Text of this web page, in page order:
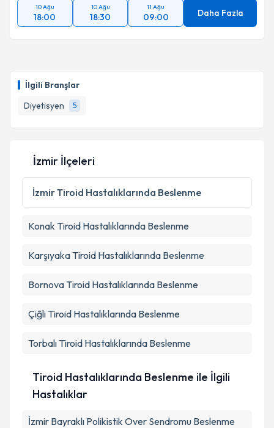
İlgili Branşlar
Diyetisyen
5
10 Ağu
18:00
10 Ağu
18:30
11 Ağu
09:00 Daha Fazla
İzmir İlçeleri
İzmirTiroid Hastalıklarında Beslenme
Konak Tiroid Hastalıklarında Beslenme
Karşıyaka Tiroid Hastalıklarında Beslenme
Bornova Tiroid Hastalıklarında Beslenme
Çiğli Tiroid Hastalıklarında Beslenme
Torbalı Tiroid Hastalıklarında Beslenme
Tiroid Hastalıklarında Beslenme ile İlgili
Hastalıklar
İzmir Bayraklı Polikistik Over Sendromu Beslenme